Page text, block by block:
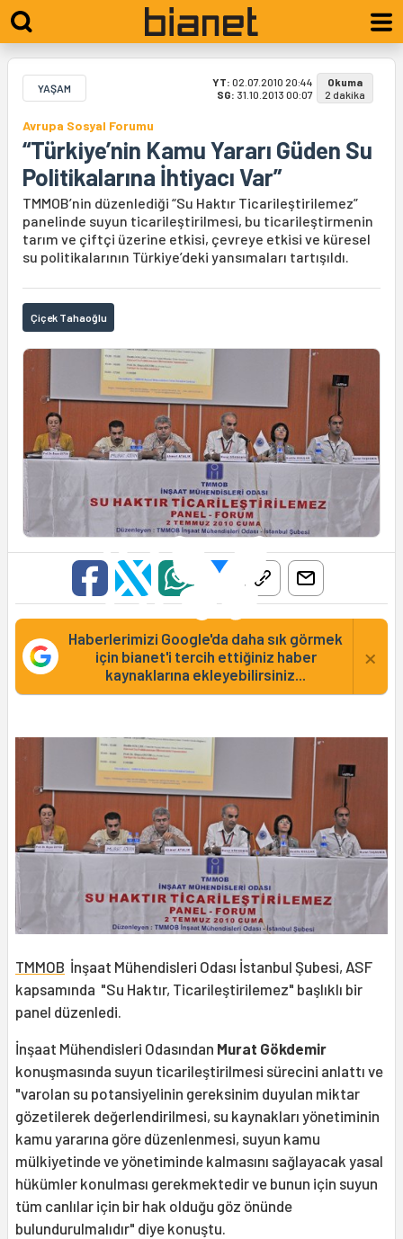
YAŞAM YT: 02.07.2010 20:44
SG: 31.10.2013 00:07
Okuma
2 dakika
Avrupa Sosyal Forumu
“Türkiye’nin Kamu Yararı Güden Su
Politikalarına İhtiyacı Var”
TMMOB’nin düzenlediği “Su Haktır Ticarileştirilemez”
panelinde suyun ticarileştirilmesi, bu ticarileştirmenin
tarım ve çiftçi üzerine etkisi, çevreye etkisi ve küresel
su politikalarının Türkiye’deki yansımaları tartışıldı.
Çiçek Tahaoğlu
Haberlerimizi Google'da daha sık görmek
için bianet'i tercih ettiğiniz haber
kaynaklarına ekleyebilirsiniz...
×
TMMOB İnşaat Mühendisleri Odası İstanbul Şubesi, ASF
kapsamında "Su Haktır, Ticarileştirilemez" başlıklı bir
panel düzenledi.
İnşaat Mühendisleri Odasından Murat Gökdemir
konuşmasında suyun ticarileştirilmesi sürecini anlattı ve
"varolan su potansiyelinin gereksinim duyulan miktar
gözetilerek değerlendirilmesi, su kaynakları yönetiminin
kamu yararına göre düzenlenmesi, suyun kamu
mülkiyetinde ve yönetiminde kalmasını sağlayacak yasal
hükümler konulması gerekmektedir ve bunun için suyun
tüm canlılar için bir hak olduğu göz önünde
bulundurulmalıdır" diye konuştu.